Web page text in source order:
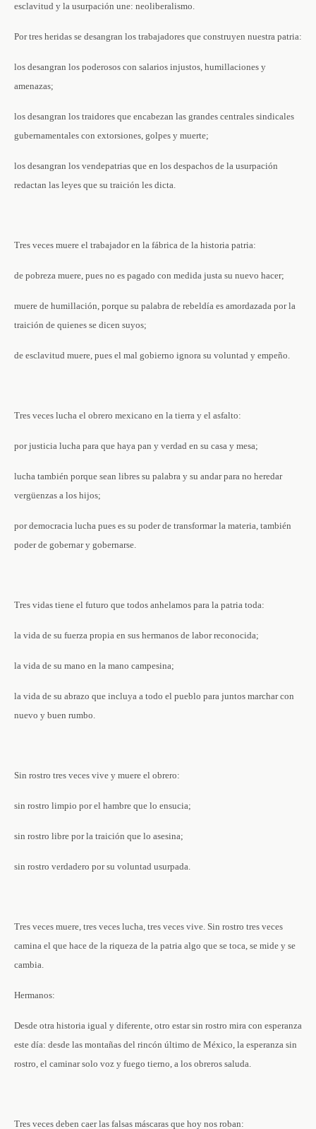
esclavitud y la usurpación une: neoliberalismo.
Por tres heridas se desangran los trabajadores que construyen nuestra patria:
los desangran los poderosos con salarios injustos, humillaciones y
amenazas;
los desangran los traidores que encabezan las grandes centrales sindicales
gubernamentales con extorsiones, golpes y muerte;
los desangran los vendepatrias que en los despachos de la usurpación
redactan las leyes que su traición les dicta.
Tres veces muere el trabajador en la fábrica de la historia patria:
de pobreza muere, pues no es pagado con medida justa su nuevo hacer;
muere de humillación, porque su palabra de rebeldía es amordazada por la
traición de quienes se dicen suyos;
de esclavitud muere, pues el mal gobierno ignora su voluntad y empeño.
Tres veces lucha el obrero mexicano en la tierra y el asfalto:
por justicia lucha para que haya pan y verdad en su casa y mesa;
lucha también porque sean libres su palabra y su andar para no heredar
vergüenzas a los hijos;
por democracia lucha pues es su poder de transformar la materia, también
poder de gobernar y gobernarse.
Tres vidas tiene el futuro que todos anhelamos para la patria toda:
la vida de su fuerza propia en sus hermanos de labor reconocida;
la vida de su mano en la mano campesina;
la vida de su abrazo que incluya a todo el pueblo para juntos marchar con
nuevo y buen rumbo.
Sin rostro tres veces vive y muere el obrero:
sin rostro limpio por el hambre que lo ensucia;
sin rostro libre por la traición que lo asesina;
sin rostro verdadero por su voluntad usurpada.
Tres veces muere, tres veces lucha, tres veces vive. Sin rostro tres veces
camina el que hace de la riqueza de la patria algo que se toca, se mide y se
cambia.
Hermanos:
Desde otra historia igual y diferente, otro estar sin rostro mira con esperanza
este día: desde las montañas del rincón último de México, la esperanza sin
rostro, el caminar solo voz y fuego tierno, a los obreros saluda.
Tres veces deben caer las falsas máscaras que hoy nos roban: